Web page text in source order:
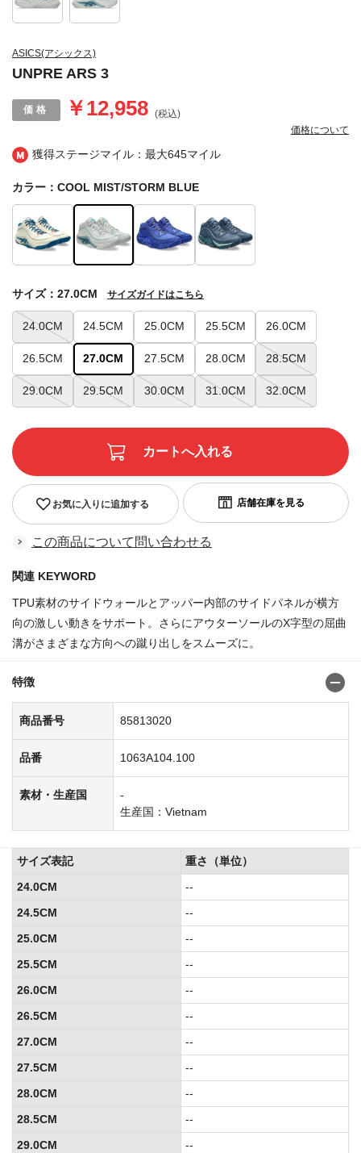
獲得ステージマイル：最大645マイル
ASICS(アシックス)
UNPRE ARS 3
￥12,958 (税込)
価格について
カラー：COOL MIST/STORM BLUE
24.0CM 24.5CM 25.0CM 25.5CM 26.0CM
26.5CM 27.0CM 27.5CM 28.0CM 28.5CM
29.0CM 29.5CM 30.0CM 31.0CM 32.0CM
サイズ：27.0CM サイズガイドはこちら
お気に入りに追加する
この商品について問い合わせる
関連 KEYWORD
TPU素材のサイドウォールとアッパー内部のサイドパネルが横方
向の激しい動きをサポート。さらにアウターソールのX字型の屈曲
溝がさまざまな方向への蹴り出しをスムーズに。
特徴
商品番号 85813020
品番 1063A104.100
素材・生産国
-
生産国：Vietnam
サイズ表記
重さ（単位）
24.0CM
--
24.5CM
--
25.0CM
--
25.5CM
--
26.0CM
--
26.5CM
--
27.0CM
--
27.5CM
--
28.0CM
--
28.5CM
--
29.0CM
--